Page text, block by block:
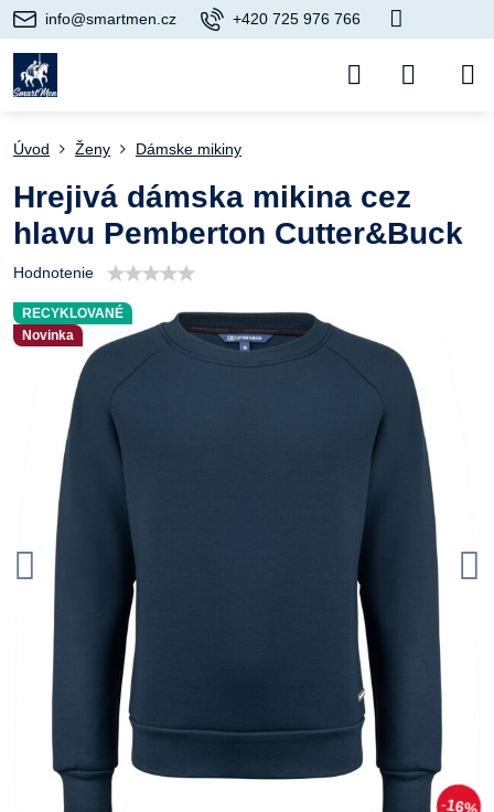
info@smartmen.cz +420 725 976 766
RECYKLOVANÉ
Novinka
16%
Úvod Ženy Dámske mikiny
Hrejivá dámska mikina cez
hlavu Pemberton Cutter&Buck
Hodnotenie